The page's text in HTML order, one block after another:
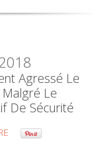
Agressé Le
Le
De Sécurité